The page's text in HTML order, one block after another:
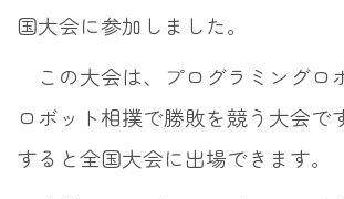
国大会に参加しました。
この大会は、プログラミングロ
ロボット相撲で勝敗を競う大会で
すると全国大会に出場できます。